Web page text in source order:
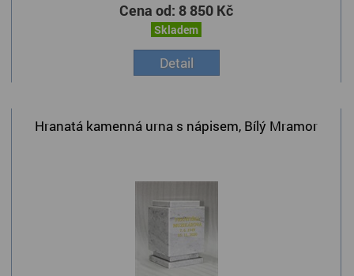
Cena od: 8 850 Kč
Skladem
Detail
Hranatá kamenná urna s nápisem, Bílý Mramor